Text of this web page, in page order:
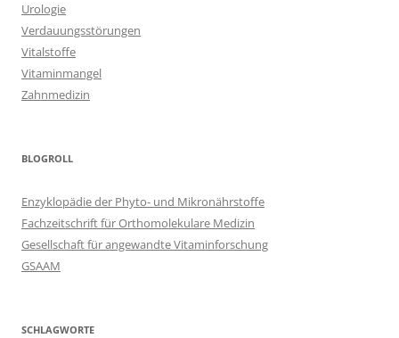
Urologie
Verdauungsstörungen
Vitalstoffe
Vitaminmangel
Zahnmedizin
BLOGROLL
Enzyklopädie der Phyto- und Mikronährstoffe
Fachzeitschrift für Orthomolekulare Medizin
Gesellschaft für angewandte Vitaminforschung
GSAAM
SCHLAGWORTE